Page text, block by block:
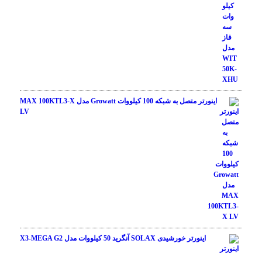
اینورتر متصل به شبکه 100 کیلووات Growatt مدل MAX 100KTL3-X
LV
اینورتر خورشیدی SOLAX آنگرید 50 کیلووات مدل X3-MEGA G2